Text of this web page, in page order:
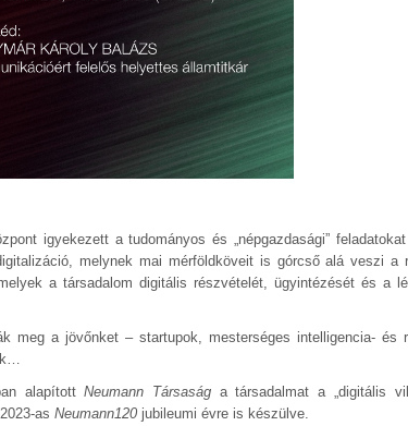
igyekezett a tudományos és „népgazdasági”
melynek mai mérföldköveit is górcső alá veszi a
a társadalom digitális részvételét, ügyintézését és a
meg a jövőnket – startupok, mesterséges intelligencia- és
alapítottNeumann Társaság a társadalmat a „digitális
as Neumann120 jubileumi évre is készülve.